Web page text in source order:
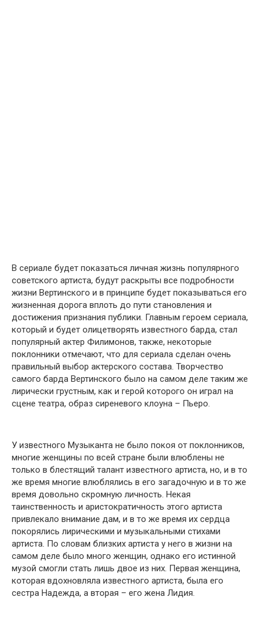
В сериале будет показаться личная жизнь популярного
советского артиста, будут раскрыты все подробности
жизни Вертинского и в принципе будет показываться его
жизненная дорога вплоть до пути становления и
достижения признания публики. Главным героем сериала,
который и будет олицетворять известного барда, стал
популярный актер Филимонов, также, некоторые
поклонники отмечают, что для сериала сделан очень
правильный выбор актерского состава. Творчество
самого барда Вертинского было на самом деле таким же
лирически грустным, как и герой которого он играл на
сцене театра, образ сиреневого клоуна – Пьеро.
У известного Музыканта не было покоя от поклонников,
многие женщины по всей стране были влюблены не
только в блестящий талант известного артиста, но, и в то
же время многие влюблялись в его загадочную и в то же
время довольно скромную личность. Некая
таинственность и аристократичность этого артиста
привлекало внимание дам, и в то же время их сердца
покoрялись лирическими и музыкальными стихами
артиста. По словам близких артиста у него в жизни на
самом деле было много женщин, однако его истинной
музой смогли стать лишь двое из них. Первая женщина,
которая вдохновляла известного артиста, была его
сестра Надежда, а вторая – его жена Лидия.